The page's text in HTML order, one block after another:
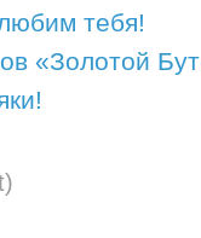
тебя!
«Золотой